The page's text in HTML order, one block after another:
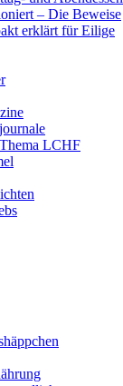
– Die Beweise
erklärt für Eilige
LCHF